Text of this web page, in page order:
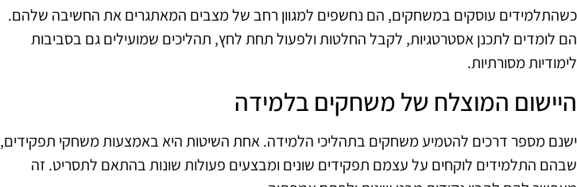
כשהתלמידים עוסקים במשחקים, הם נחשפים למגוון רחב של מצבים המאתגרים את החשיבה שלהם.
הם לומדים לתכנן אסטרטגיות, לקבל החלטות ולפעול תחת לחץ, תהליכים שמועילים גם בסביבות
לימודיות מסורתיות.
היישום המוצלח של משחקים בלמידה
ישנם מספר דרכים להטמיע משחקים בתהליכי הלמידה. אחת השיטות היא באמצעות משחקי תפקידים,
שבהם התלמידים לוקחים על עצמם תפקידים שונים ומבצעים פעולות שונות בהתאם לתסריט. זה